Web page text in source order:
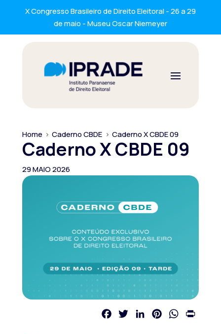
X Congresso Brasileiro de Direito Eleitoral - 26 a 29
de maio - Museu Oscar Niemeyer
Home > Caderno CBDE > Caderno X CBDE 09
Caderno X CBDE 09
29 MAIO 2026
FacebookTwitterLinkedInPinterestWhatsApp